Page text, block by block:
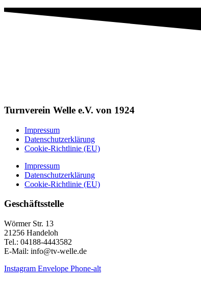
Turnverein Welle e.V. von 1924
Impressum
Datenschutzerklärung
Cookie-Richtlinie (EU)
Impressum
Datenschutzerklärung
Cookie-Richtlinie (EU)
Geschäftsstelle
Wörmer Str. 13
21256 Handeloh
Tel.: 04188-4443582
E-Mail: info@tv-welle.de
Instagram Envelope Phone-alt